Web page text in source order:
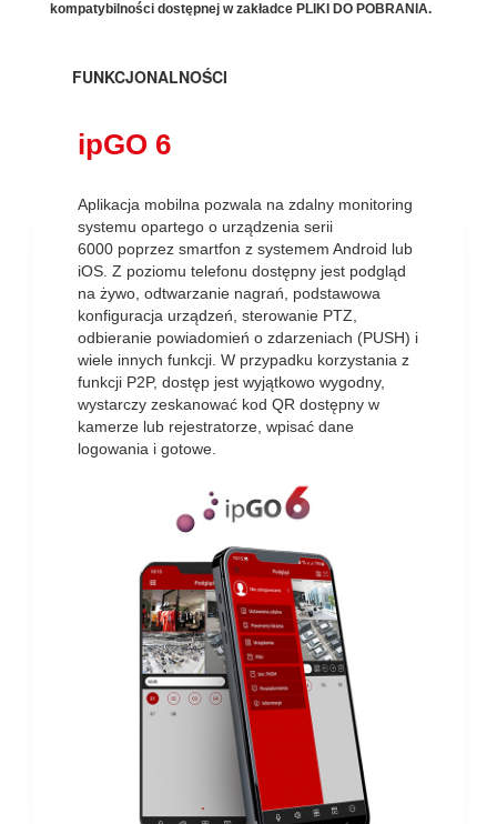
kompatybilności dostępnej w zakładce PLIKI DO POBRANIA.
FUNKCJONALNOŚCI
ipGO 6
Aplikacja mobilna pozwala na zdalny monitoring
systemu opartego o urządzenia serii
6000 poprzez smartfon z systemem Android lub
iOS. Z poziomu telefonu dostępny jest podgląd
na żywo, odtwarzanie nagrań, podstawowa
konfiguracja urządzeń, sterowanie PTZ,
odbieranie powiadomień o zdarzeniach (PUSH) i
wiele innych funkcji. W przypadku korzystania z
funkcji P2P, dostęp jest wyjątkowo wygodny,
wystarczy zeskanować kod QR dostępny w
kamerze lub rejestratorze, wpisać dane
logowania i gotowe.